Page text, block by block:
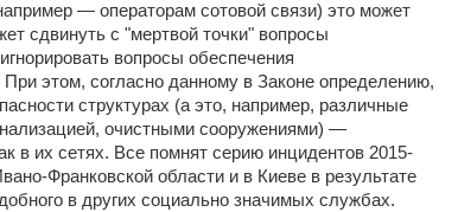
— операторам сотовой связи) это может
сдвинуть с "мертвой точки" вопросы
вопросы обеспечения
этом, согласно данному в Законе определению,
структурах (а это, например, различные
очистными сооружениями) —
в их сетях. Все помнят серию инцидентов 2015-
Франковской области и в Киеве в результате
в других социально значимых службах.